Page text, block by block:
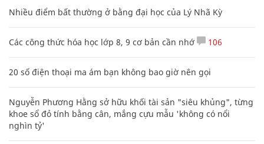
Nhiều điểm bất thường ở bằng đại học của Lý Nhã Kỳ
Các công thức hóa học lớp 8, 9 cơ bản cần nhớ 106
20 số điện thoại ma ám bạn không bao giờ nên gọi
Nguyễn Phương Hằng sở hữu khối tài sản "siêu khủng", từng
khoe sổ đỏ tính bằng cân, mắng cựu mẫu 'không có nổi
nghìn tỷ'